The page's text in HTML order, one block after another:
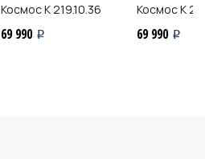
КосмосK 219.10.36
69 990 i
КосмосK
69 990 i